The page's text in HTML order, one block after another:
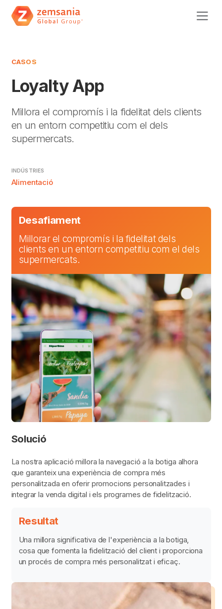
CASOS
Loyalty App
Millora el compromís i la fidelitat dels clients
en un entorn competitiu com el dels
supermercats.
INDÚSTRIES
Alimentació
Desafiament
Millorar el compromís i la fidelitat dels
clients en un entorn competitiu com el dels
supermercats.
Solució
La nostra aplicació millora la navegació a la botiga alhora
que garanteix una experiència de compra més
personalitzada en oferir promocions personalitzades i
integrar la venda digital i els programes de fidelització.
Resultat
Una millora significativa de l'experiència a la botiga,
cosa que fomenta la fidelització del client i proporciona
un procés de compra més personalitzat i eficaç.